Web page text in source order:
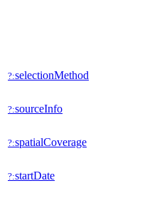
?:selectionMethod
?:sourceInfo
?:spatialCoverage
?:startDate